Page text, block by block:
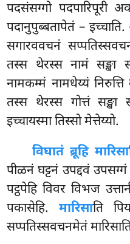
पदसंसग्गो पदपारिपूरी
पदानुपुब्बतापेतं – इच्चाति.
सगारववचनं
तस्स थेरस्स नामं सङ्खा
नामकम्मं नामधेय्यं
तस्स थेरस्स गोत्तं सङ्खा
इच्चायस्मा तिस्सो मेत्तेय्यो.
विघातं ब्रूहि मारिसा
पीळनं घट्टनं उपद्दवं
पट्ठपेहि विवर विभज
पकासेहि. मारिसाति
सप्पतिस्सवचनमेतं